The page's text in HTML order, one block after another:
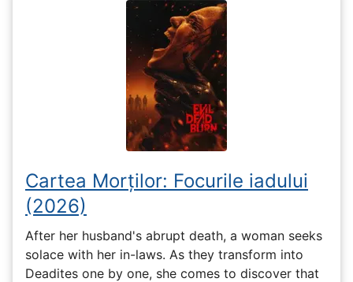
Cartea Morților: Focurile iadului
(2026)
After her husband's abrupt death, a woman seeks
solace with her in-laws. As they transform into
Deadites one by one, she comes to discover that